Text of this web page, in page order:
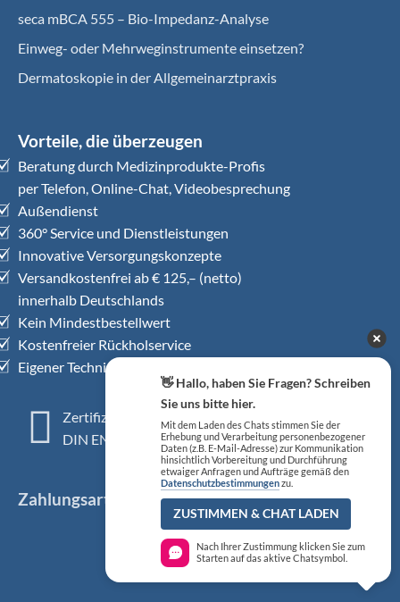
seca mBCA 555 – Bio-Impedanz-Analyse
Einweg- oder Mehrweginstrumente einsetzen?
Dermatoskopie in der Allgemeinarztpraxis
Vorteile, die überzeugen
Beratung durch Medizinprodukte-Profis
per Telefon, Online-Chat, Videobesprechung
Außendienst
360° Service und Dienstleistungen
Innovative Versorgungskonzepte
Versandkostenfrei ab € 125,– (netto)
innerhalb Deutschlands
Kein Mindestbestellwert
Kostenfreier Rückholservice
Eigener Technischer Kundendienst
Zertifiziertes QM-System
DIN EN ISO 13485
Zahlungsarten
👋 Hallo, haben Sie Fragen? Schreiben
Sie uns bitte hier.
Mit dem Laden des Chats stimmen Sie der
Erhebung und Verarbeitung personenbezogener
Daten (z.B. E-Mail-Adresse) zur Kommunikation
hinsichtlich Vorbereitung und Durchführung
etwaiger Anfragen und Aufträge gemäß den
Datenschutzbestimmungenzu.
ZUSTIMMEN & CHAT LADEN
Nach Ihrer Zustimmung klicken Sie zum
Starten auf das aktive Chatsymbol.